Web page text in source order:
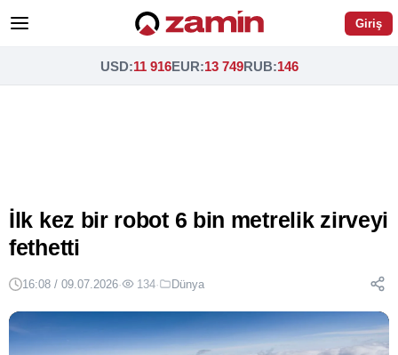
Giriş
USD:11 916EUR:13 749RUB:146
İlk kez bir robot 6 bin metrelik zirveyi
fethetti
16:08 / 09.07.2026· 134· Dünya